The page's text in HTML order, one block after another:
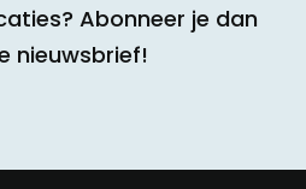
Abonneer je dan
nieuwsbrief!